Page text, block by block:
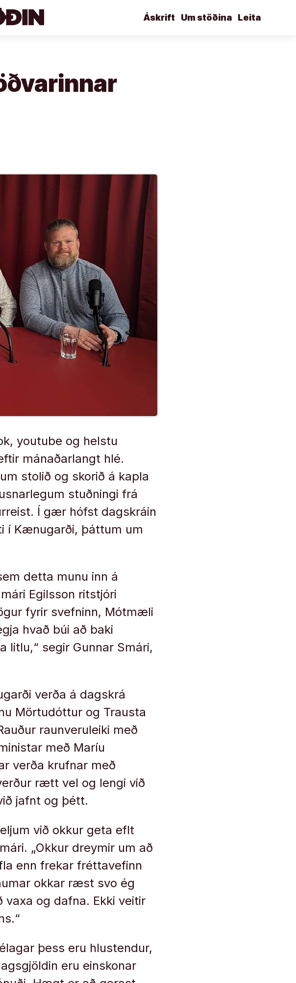
Leita
Um stöðina
Áskrift
youtube og helstu
mánaðarlangt hlé.
stolið og skorið á kapla
stuðningi frá
Í gær hófst dagskráin
í Kænugarði, þáttum um
detta munu inn á
Egilsson ritstjóri
fyrir svefninn, Mótmæli
hvað búi að baki
litlu,“ segir Gunnar Smári,
verða á dagskrá
Mörtudóttur og Trausta
raunveruleiki með
með Maríu
verða krufnar með
rætt vel og lengi við
jafnt og þétt.
við okkur geta eflt
„Okkur dreymir um að
enn frekar fréttavefinn
okkar ræst svo ég
vaxa og dafna. Ekki veitir
þess eru hlustendur,
eru einskonar